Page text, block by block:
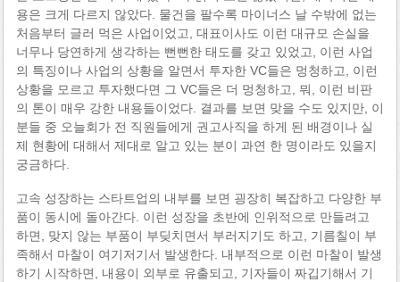
용은 크게 다르지 않았다. 물건을 팔수록 마이너스 날 수밖에 없는
처음부터 글러 먹은 사업이었고, 대표이사도 이런 대규모 손실을
너무나 당연하게 생각하는 뻔뻔한 태도를 갖고 있었고, 이런 사업
의 특징이나 사업의 상황을 알면서 투자한 VC들은 멍청하고, 이런
상황을 모르고 투자했다면 그 VC들은 더 멍청하고, 뭐, 이런 비판
의 톤이 매우 강한 내용들이었다. 결과를 보면 맞을 수도 있지만, 이
분들 중 오늘회가 전 직원들에게 권고사직을 하게 된 배경이나 실
제 현황에 대해서 제대로 알고 있는 분이 과연 한 명이라도 있을지
궁금하다.
고속 성장하는 스타트업의 내부를 보면 굉장히 복잡하고 다양한 부
품이 동시에 돌아간다. 이런 성장을 초반에 인위적으로 만들려고
하면, 맞지 않는 부품이 부딪치면서 부러지기도 하고, 기름칠이 부
족해서 마찰이 여기저기서 발생한다. 내부적으로 이런 마찰이 발생
하기 시작하면, 내용이 외부로 유출되고, 기자들이 짜깁기해서 기